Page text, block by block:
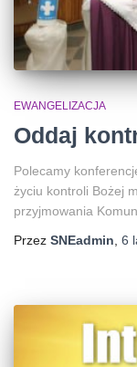
EWANGELIZACJA
Oddaj
Polecamy
życiu kontroli Bożej
przyjmowania
Przez SNEadmin 6